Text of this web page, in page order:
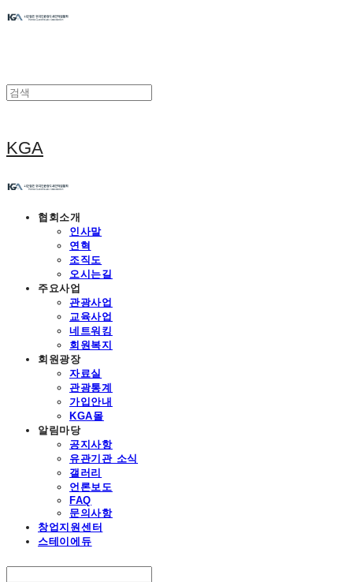
KGA
협회소개
인사말
연혁
조직도
오시는길
주요사업
관광사업
교육사업
네트워킹
회원복지
회원광장
자료실
관광통계
가입안내
KGA몰
알림마당
공지사항
유관기관 소식
갤러리
언론보도
FAQ
문의사항
창업지원센터
스테이에듀